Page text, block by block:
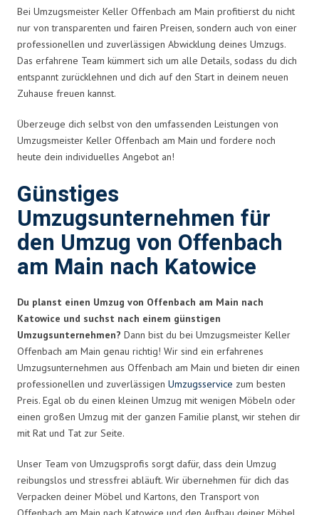
Bei Umzugsmeister Keller Offenbach am Main profitierst du nicht
nur von transparenten und fairen Preisen, sondern auch von einer
professionellen und zuverlässigen Abwicklung deines Umzugs.
Das erfahrene Team kümmert sich um alle Details, sodass du dich
entspannt zurücklehnen und dich auf den Start in deinem neuen
Zuhause freuen kannst.
Überzeuge dich selbst von den umfassenden Leistungen von
Umzugsmeister Keller Offenbach am Main und fordere noch
heute dein individuelles Angebot an!
Günstiges
Umzugsunternehmen für
den Umzug von Offenbach
am Main nach Katowice
Du planst einen Umzug von Offenbach am Main nach
Katowice und suchst nach einem günstigen
Umzugsunternehmen? Dann bist du bei Umzugsmeister Keller
Offenbach am Main genau richtig! Wir sind ein erfahrenes
Umzugsunternehmen aus Offenbach am Main und bieten dir einen
professionellen und zuverlässigen Umzugsservice zum besten
Preis. Egal ob du einen kleinen Umzug mit wenigen Möbeln oder
einen großen Umzug mit der ganzen Familie planst, wir stehen dir
mit Rat und Tat zur Seite.
Unser Team von Umzugsprofis sorgt dafür, dass dein Umzug
reibungslos und stressfrei abläuft. Wir übernehmen für dich das
Verpacken deiner Möbel und Kartons, den Transport von